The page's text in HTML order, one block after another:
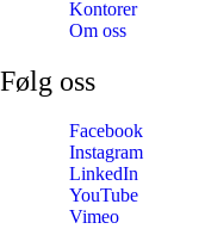
Kontorer
Om oss
Følg oss
Facebook
Instagram
LinkedIn
YouTube
Vimeo